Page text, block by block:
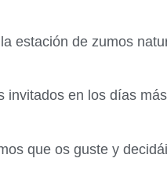
estación de zumos
invitados en los días
que os guste y